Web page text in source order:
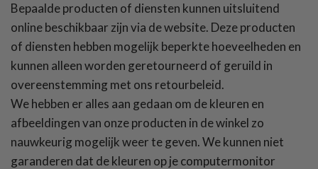
Bepaalde producten of diensten kunnen uitsluitend
online beschikbaar zijn via de website. Deze producten
of diensten hebben mogelijk beperkte hoeveelheden en
kunnen alleen worden geretourneerd of geruild in
overeenstemming met ons retourbeleid.
We hebben er alles aan gedaan om de kleuren en
afbeeldingen van onze producten in de winkel zo
nauwkeurig mogelijk weer te geven. We kunnen niet
garanderen dat de kleuren op je computermonitor